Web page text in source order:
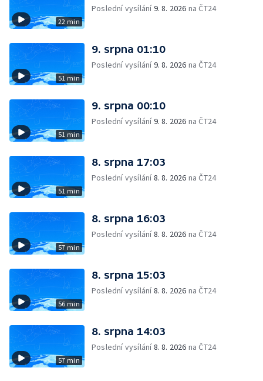
22 min
Poslední vysílání9. 8. 2026 na ČT24
51 min
9. srpna 01:10
Poslední vysílání9. 8. 2026 na ČT24
51 min
9. srpna 00:10
Poslední vysílání9. 8. 2026 na ČT24
51 min
8. srpna 17:03
Poslední vysílání8. 8. 2026 na ČT24
57 min
8. srpna 16:03
Poslední vysílání8. 8. 2026 na ČT24
56 min
8. srpna 15:03
Poslední vysílání8. 8. 2026 na ČT24
57 min
8. srpna 14:03
Poslední vysílání8. 8. 2026 na ČT24